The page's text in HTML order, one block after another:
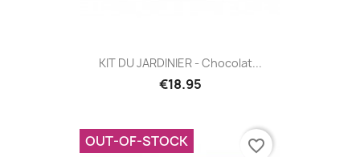
KIT DU JARDINIER - Chocolat...
€18.95
OUT-OF-STOCK favorite_border